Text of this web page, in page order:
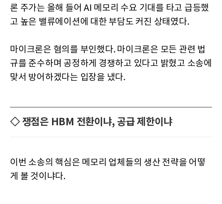
론 주가는 올해 들어 AI 메모리 수요 기대를 타고 급등했
고 높은 밸류에이션에 대한 부담도 커진 상태였다.
마이크론은 혐의를 부인했다. 마이크론은 모든 관련 법
규를 준수하며 공정하게 경쟁하고 있다고 밝혔고 소송에
맞서 방어하겠다는 입장을 냈다.
◇ 쟁점은 HBM 전환이냐, 공급 제한이냐
이번 소송의 핵심은 메모리 업체들의 생산 전략을 어떻
게 볼 것이냐다.